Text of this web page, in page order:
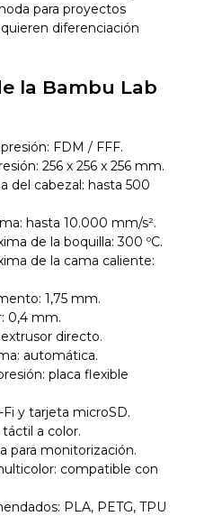
para proyectos
diferenciación
la Bambu Lab
FDM / FFF.
256 x 256 x 256 mm.
del cabezal: hasta 500
hasta 10.000 mm/s².
de la boquilla: 300 ºC.
de la cama caliente:
1,75 mm.
0,4 mm.
directo.
automática.
placa flexible
y tarjeta microSD.
a color.
para monitorización.
compatible con
PLA, PETG, TPU